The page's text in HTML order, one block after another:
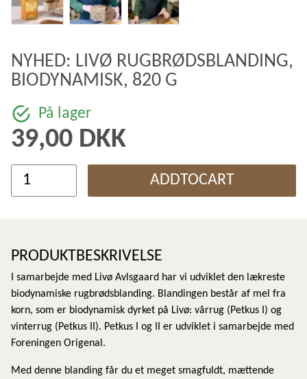
NYHED: LIVØ RUGBRØDSBLANDING,
BIODYNAMISK, 820 G
På lager
39,00 DKK
ADDTOCART
PRODUKTBESKRIVELSE
I samarbejde med Livø Avlsgaard har vi udviklet den lækreste
biodynamiske rugbrødsblanding. Blandingen består af mel fra
korn, som er biodynamisk dyrket på Livø: vårrug (Petkus I) og
vinterrug (Petkus II). Petkus I og II er udviklet i samarbejde med
Foreningen Origenal.
Med denne blanding får du et meget smagfuldt, mættende